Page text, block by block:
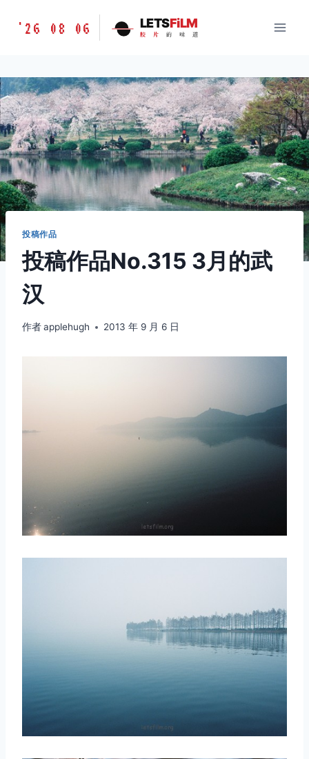
胶
味
道
LETSFILM
'26 08 06 LETSFiLM
胶 片 的 味 道
投稿作品
投稿作品No.315 3月的武
汉
作者applehugh 2013 年 9 月 6 日